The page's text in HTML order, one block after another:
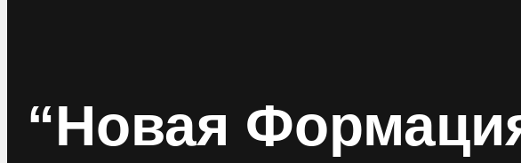
“Новая